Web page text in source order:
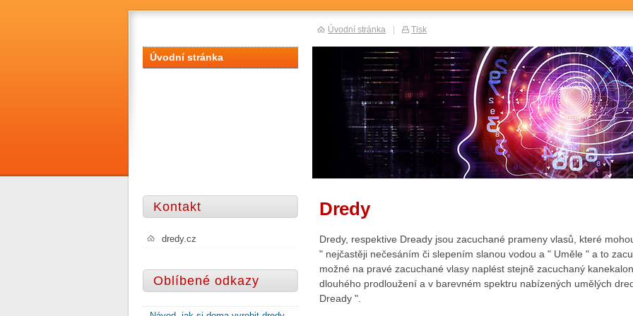
Dredy
Dredy, respektive Dready jsou zacuchané prameny vlasů, které
" nejčastěji nečesáním či slepením slanou vodou a " Uměle " a to
možné na pravé zacuchané vlasy naplést stejně zacuchaný
dlouhého prodloužení a v barevném spektru nabízených umělých
Dready ".
Úvodní stránka
Kontakt
dredy.cz
Oblíbené odkazy
Úvodní stránka | Tisk